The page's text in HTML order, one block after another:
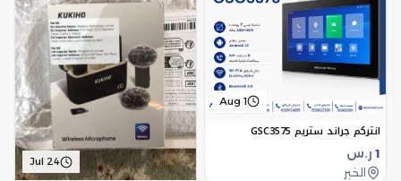
Aug 1
انتركم جراند ستريم GSC3575
1 ر.س
الخبر
Jul 24